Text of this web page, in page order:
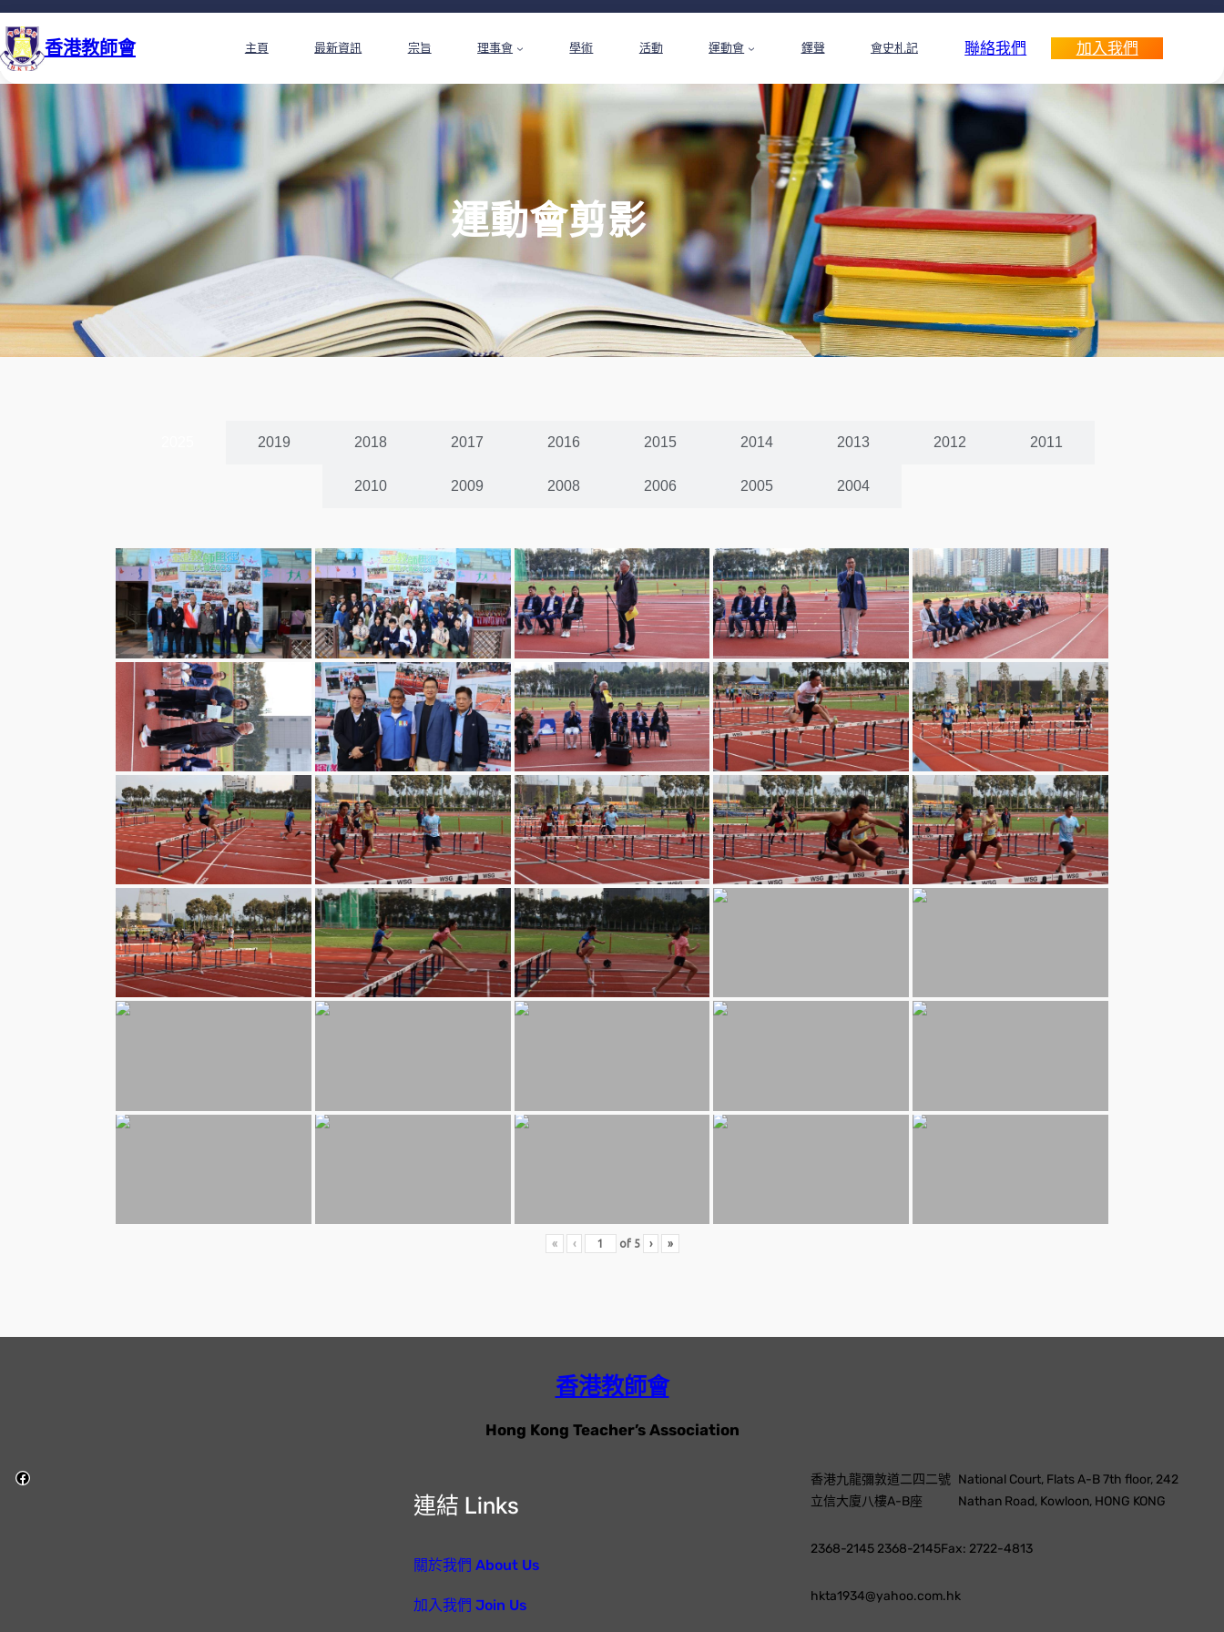
香港教師會 主頁 最新資訊 宗旨 理事會 學術 活動 運動會 鐸聲 會史札記 聯絡我們 加入我們
運動會剪影
2019 2018 2017 2016 2015 2014 2013 2012 2011
2010 2009 2008 2006 2005 2004
« ‹ of 5 › »
香港教師會
Hong Kong Teacher’s Association
連結 Links
關於我們 About Us
加入我們 Join Us
香港九龍彌敦道二四二號
立信大廈八樓A-B座
National Court, Flats A-B 7th floor, 242
Nathan Road, Kowloon, HONG KONG
2368-2145 2368-2145Fax: 2722-4813
hkta1934@yahoo.com.hk